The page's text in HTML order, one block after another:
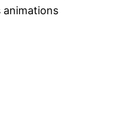
animations